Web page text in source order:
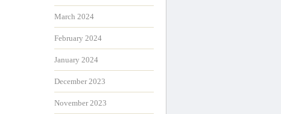
March 2024
February 2024
January 2024
December 2023
November 2023